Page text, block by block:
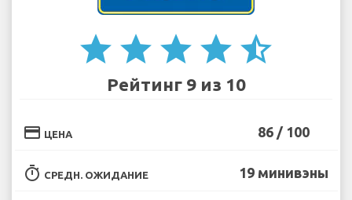
star star star star star_half
Рейтинг 9 из 10
credit_card ЦЕНА 86 / 100
timer СРЕДН. ОЖИДАНИЕ 19 минивэны